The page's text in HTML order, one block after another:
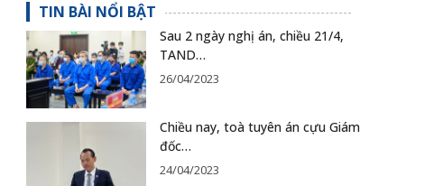
TIN BÀI NỔI BẬT
Sau 2 ngày nghị án, chiều 21/4,
TAND…
26/04/2023
Chiều nay, toà tuyên án cựu Giám
đốc…
24/04/2023